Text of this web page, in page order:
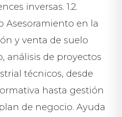
inversas. 1.2.
Asesoramiento en la
y venta de suelo
análisis de proyectos
técnicos, desde
hasta gestión
de negocio. Ayuda